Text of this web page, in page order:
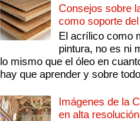
Consejos sobre
como soporte
El acrílico como
pintura, no es ni
lo mismo que el óleo en
hay que aprender y sobre
Imágenes de la
en alta resolución